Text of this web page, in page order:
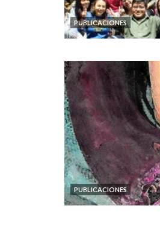
PUBLICACIONES
PUBLICACIONES